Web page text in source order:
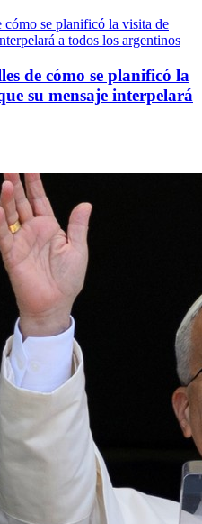
de cómo se planificó la
su mensaje interpelará